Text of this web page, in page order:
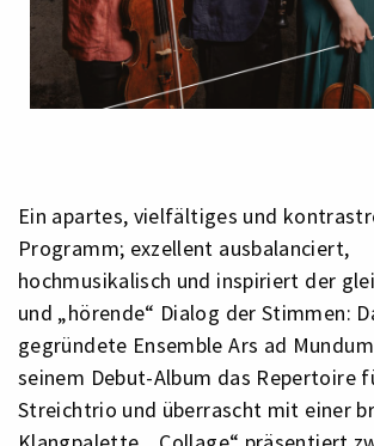
Ein apartes, vielfältiges und
Programm; exzellent ausbalanciert,
hochmusikalisch und inspiriert der
und „hörende“ Dialog der Stimmen:
gegründete Ensemble Ars ad
seinem Debut-Album das Repertoire
Streichtrio und überrascht mit einer